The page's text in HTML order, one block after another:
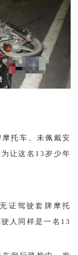
托车、未佩戴安
让这名13岁少年
证驾驶套牌摩托
人同样是一名13